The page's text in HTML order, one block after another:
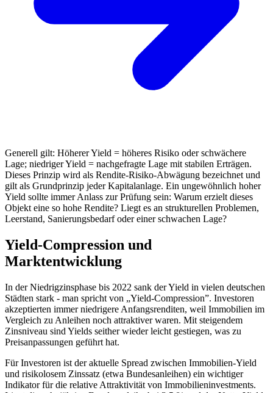
Generell gilt: Höherer Yield = höheres Risiko oder schwächere
Lage; niedriger Yield = nachgefragte Lage mit stabilen Erträgen.
Dieses Prinzip wird als Rendite-Risiko-Abwägung bezeichnet und
gilt als Grundprinzip jeder Kapitalanlage. Ein ungewöhnlich hoher
Yield sollte immer Anlass zur Prüfung sein: Warum erzielt dieses
Objekt eine so hohe Rendite? Liegt es an strukturellen Problemen,
Leerstand, Sanierungsbedarf oder einer schwachen Lage?
Yield-Compression und
Marktentwicklung
In der Niedrigzinsphase bis 2022 sank der Yield in vielen deutschen
Städten stark - man spricht von „Yield-Compression”. Investoren
akzeptierten immer niedrigere Anfangsrenditen, weil Immobilien im
Vergleich zu Anleihen noch attraktiver waren. Mit steigendem
Zinsniveau sind Yields seither wieder leicht gestiegen, was zu
Preisanpassungen geführt hat.
Für Investoren ist der aktuelle Spread zwischen Immobilien-Yield
und risikolosem Zinssatz (etwa Bundesanleihen) ein wichtiger
Indikator für die relative Attraktivität von Immobilieninvestments.